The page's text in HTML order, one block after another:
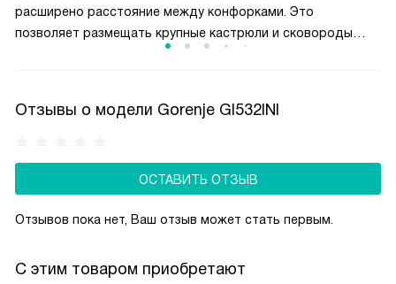
расширено расстояние между конфорками. Это
позволяет размещать крупные кастрюли и сковороды
увеличенную камеру и противни макси-формата. Полная
циркуляция воздуха гарантирует идеальное пропекание
блюд на всех уровнях.
Отзывы о модели Gorenje GI532INI
ОСТАВИТЬ ОТЗЫВ
Отзывов пока нет, Ваш отзыв может стать первым.
С этим товаром приобретают